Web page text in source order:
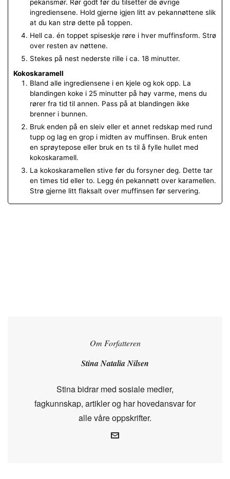
pekansmør. Rør godt før du tilsetter de øvrige
ingrediensene. Hold gjerne igjen litt av pekannøttene slik
at du kan strø dette på toppen.
Hell ca. én toppet spiseskje røre i hver muffinsform. Strø
over resten av nøttene.
Stekes på nest nederste rille i ca. 18 minutter.
Kokoskaramell
Bland alle ingrediensene i en kjele og kok opp. La
blandingen koke i 25 minutter på høy varme, mens du
rører fra tid til annen. Pass på at blandingen ikke
brenner i bunnen.
Bruk enden på en sleiv eller et annet redskap med rund
tupp og lag en grop i midten av muffinsen. Bruk enten
en sprøytepose eller bruk en ts til å fylle hullet med
kokoskaramell.
La kokoskaramellen stive før du forsyner deg. Dette tar
en times tid eller to. Legg én pekannøtt over karamellen.
Strø gjerne litt flaksalt over muffinsen før servering.
Om Forfatteren
Stina Natalia Nilsen
Stina bidrar med sosiale medier,
fagkunnskap, artikler og har hovedansvar for
alle våre oppskrifter.